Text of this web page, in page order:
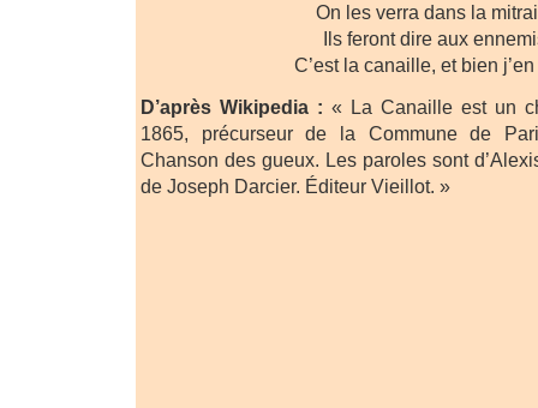
On les verra dans la
Ils feront dire aux
C’est la canaille, et bien
D’après Wikipedia : « La Canaille est un
1865, précurseur de la Commune de
Chanson des gueux. Les paroles sont
de Joseph Darcier. Éditeur Vieillot. »